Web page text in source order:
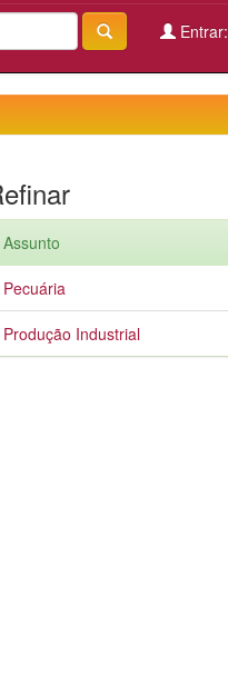
Entrar:
Assunto
Pecuária
Produção Industrial